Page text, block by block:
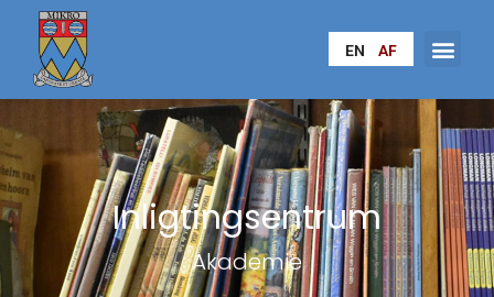
EN AF
Inligtingsentrum
Akademie